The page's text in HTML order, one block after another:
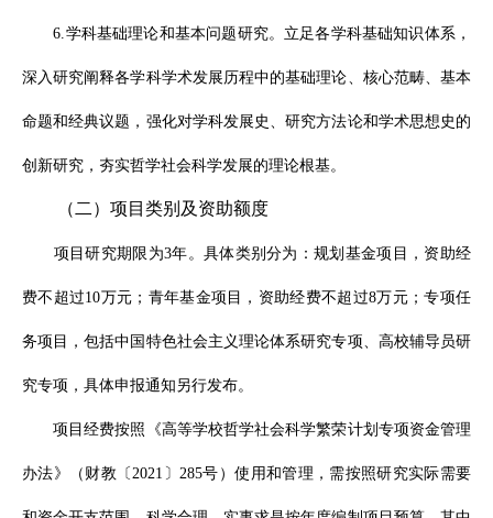
6.学科基础理论和基本问题研究。立足各学科基础知识体系，
深入研究阐释各学科学术发展历程中的基础理论、核心范畴、基本
命题和经典议题，强化对学科发展史、研究方法论和学术思想史的
创新研究，夯实哲学社会科学发展的理论根基。
（二）项目类别及资助额度
项目研究期限为3年。具体类别分为：规划基金项目，资助经
费不超过10万元；青年基金项目，资助经费不超过8万元；专项任
务项目，包括中国特色社会主义理论体系研究专项、高校辅导员研
究专项，具体申报通知另行发布。
项目经费按照《高等学校哲学社会科学繁荣计划专项资金管理
办法》（财教〔2021〕285号）使用和管理，需按照研究实际需要